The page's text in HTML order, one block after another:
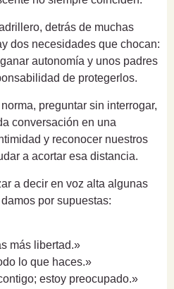
detrás de muchas
dos necesidades que chocan:
autonomía y unos padres
de protegerlos.
preguntar sin interrogar,
conversación en una
y reconocer nuestros
a acortar esa distancia.
a decir en voz alta algunas
por supuestas:
más libertad.»
lo que haces.»
estoy preocupado.»